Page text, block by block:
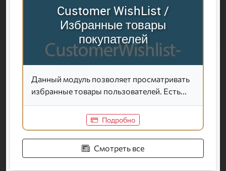
Customer WishList /
Избранные товары
покупателей
Данный модуль позволяет просматривать
избранные товары пользователей. Есть...
Подробно
Смотреть все